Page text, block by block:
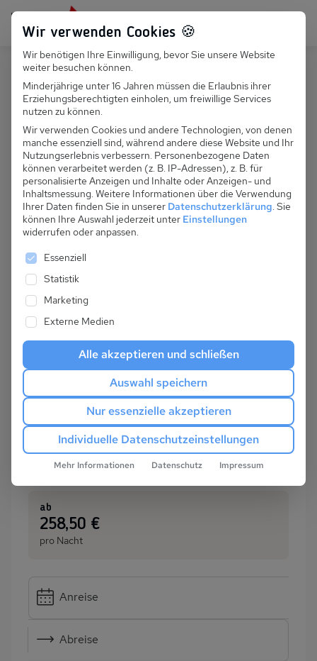
Persönlich für dich da: +49 251 899 050
Suchfeld
Suchen
CH 385.042 - Les Mayens MA002
ab
:258,50 €
pro Nacht
Anreise
Abreise
Wir verwenden Cookies 🍪
Wir benötigen Ihre Einwilligung, bevor Sie unsere Website
weiter besuchen können.
Minderjährige unter 16 Jahren müssen die Erlaubnis ihrer
Erziehungsberechtigten einholen, um freiwillige Services
nutzen zu können.
Wir verwenden Cookies und andere Technologien, von denen
manche essenziell sind, während andere diese Website und Ihr
Nutzungserlebnis verbessern. Personenbezogene Daten
können verarbeitet werden (z. B. IP-Adressen), z. B. für
personalisierte Anzeigen und Inhalte oder Anzeigen- und
Inhaltsmessung. Weitere Informationen über die Verwendung
Ihrer Daten finden Sie in unserer Datenschutzerklärung. Sie
können Ihre Auswahl jederzeit unter Einstellungen
widerrufen oder anpassen.
Es folgt eine Liste der Service-Gruppen, für die
Essenziell
Statistik
Marketing
Externe Medien
Alle akzeptieren und schließen
Auswahl speichern
Nur essenzielle akzeptieren
Individuelle Datenschutzeinstellungen
Mehr Informationen Datenschutz Impressum